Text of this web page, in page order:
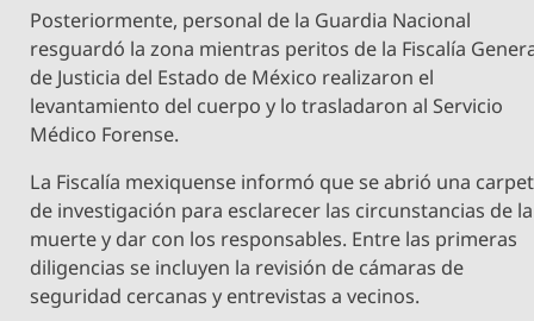
Posteriormente, personal de la Guardia Nacional
resguardó la zona mientras peritos de la Fiscalía
de Justicia del Estado de México realizaron el
levantamiento del cuerpo y lo trasladaron al Servicio
Médico Forense.
La Fiscalía mexiquense informó que se abrió una
de investigación para esclarecer las circunstancias de la
muerte y dar con los responsables. Entre las primeras
diligencias se incluyen la revisión de cámaras de
seguridad cercanas y entrevistas a vecinos.